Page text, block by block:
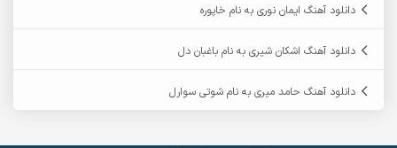
دانلود آهنگ ایمان نوری به نام خاپوره
دانلود آهنگ اشکان شیری به نام باغبان دل
دانلود آهنگ حامد میری به نام شوتی سوارل